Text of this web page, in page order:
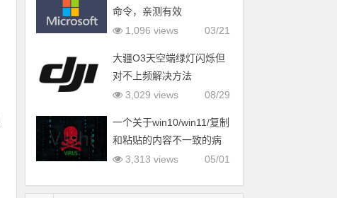
命令，亲测有效
03/21
1,096 views
大疆O3天空端绿灯闪烁但
对不上频解决方法
08/29
3,029 views
一个关于win10/win11/复制
和粘贴的内容不一致的病
毒
05/01
3,313 views